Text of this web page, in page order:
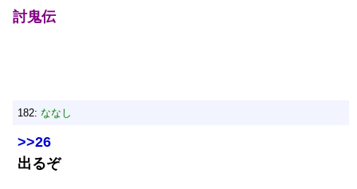
討鬼伝
182: ななし
>>26
出るぞ